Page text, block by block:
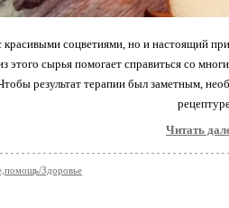
красивыми соцветиями, но и настоящий
этого сырья помогает справиться со
результат терапии был заметным,
Читать
Здоровье